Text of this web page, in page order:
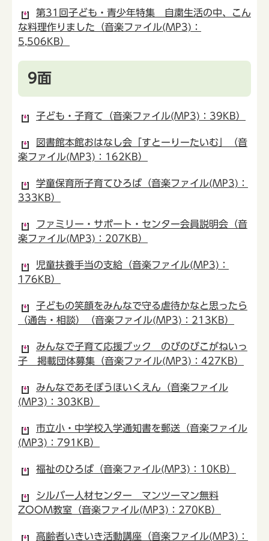
第31回子ども・青少年特集 自粛生活の中、こん
な料理作りました（音楽ファイル(MP3)：
5,506KB）
9面
子ども・子育て（音楽ファイル(MP3)：39KB）
図書館本館おはなし会「すとーりーたいむ」（音
楽ファイル(MP3)：162KB）
学童保育所子育てひろば（音楽ファイル(MP3)：
333KB）
ファミリー・サポート・センター会員説明会（音
楽ファイル(MP3)：207KB）
児童扶養手当の支給（音楽ファイル(MP3)：
176KB）
子どもの笑顔をみんなで守る虐待かなと思ったら
（通告・相談）（音楽ファイル(MP3)：213KB）
みんなで子育て応援ブック のびのびこがねいっ
子 掲載団体募集（音楽ファイル(MP3)：427KB）
みんなであそぼうほいくえん（音楽ファイル
(MP3)：303KB）
市立小・中学校入学通知書を郵送（音楽ファイル
(MP3)：791KB）
福祉のひろば（音楽ファイル(MP3)：10KB）
シルバー人材センター マンツーマン無料
ZOOM教室（音楽ファイル(MP3)：270KB）
高齢者いきいき活動講座（音楽ファイル(MP3)：